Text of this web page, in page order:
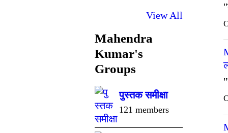
View All
Mahendra
Kumar's
Groups
पुस्तक समीक्षा
121 members